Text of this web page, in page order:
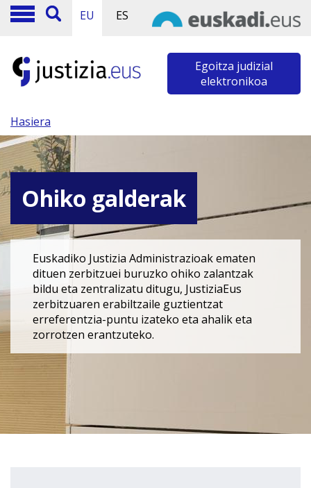
EU ES
Egoitza judizial
elektronikoa
Hasiera
Ohiko galderak
Euskadiko Justizia Administrazioak ematen
dituen zerbitzuei buruzko ohiko zalantzak
bildu eta zentralizatu ditugu, JustiziaEus
zerbitzuaren erabiltzaile guztientzat
erreferentzia-puntu izateko eta ahalik eta
zorrotzen erantzuteko.